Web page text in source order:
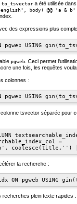
to_tsvector a été utilisée
body) @@ 'a & b'
des expressions plus
pgweb . Ceci permet
une fois, les requêtes
colonnes :
tsvector séparée pour
=
la recherche :
recherches plein texte rapides :